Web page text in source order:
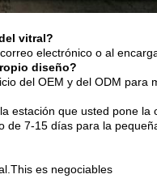
vitral?
electrónico o al
diseño?
del OEM y del ODM
estación que usted pone la
7-15 días para la
es negociables